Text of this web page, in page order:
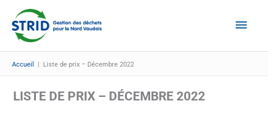
contenu
Accueil | Liste de prix – Décembre 2022
LISTE DE PRIX – DÉCEMBRE 2022